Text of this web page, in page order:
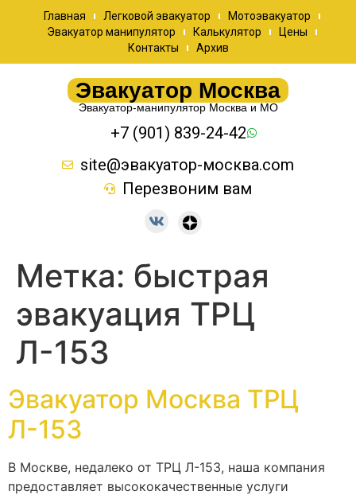
Главная Легковой эвакуатор
Мотоэвакуатор
Эвакуатор манипулятор
Калькулятор
Цены
Контакты
Архив
Эвакуатор Москва
Эвакуатор-манипулятор Москва и МО
+7 (901) 839-24-42
site@эвакуатор-москва.com
Перезвоним вам
Метка: быстрая
эвакуация ТРЦ
Л-153
Эвакуатор Москва ТРЦ
Л-153
В Москве, недалеко от ТРЦ Л-153, наша компания
предоставляет высококачественные услуги